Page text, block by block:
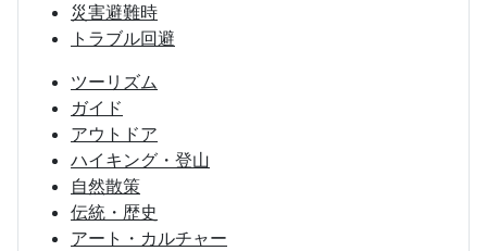
災害避難時
トラブル回避
ツーリズム
ガイド
アウトドア
ハイキング・登山
自然散策
伝統・歴史
アート・カルチャー